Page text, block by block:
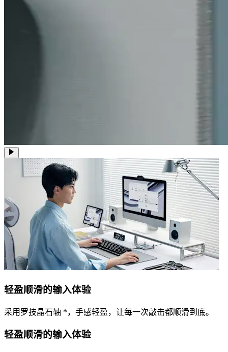
轻盈顺滑的输入体验
采用罗技晶石轴 *，手感轻盈，让每一次敲击都顺滑到底。
轻盈顺滑的输入体验